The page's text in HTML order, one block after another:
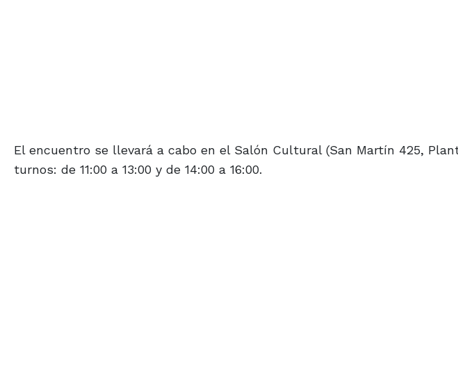
El encuentro se llevará a cabo en el Salón Cultural (San Martín 425,
turnos: de 11:00 a 13:00 y de 14:00 a 16:00.